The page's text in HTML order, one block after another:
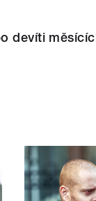
devíti